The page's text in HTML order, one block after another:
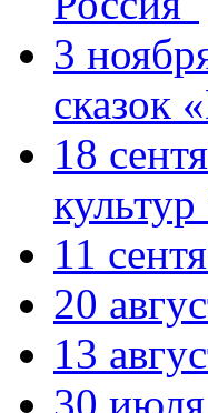
3
сказок
18
11
20
13
30